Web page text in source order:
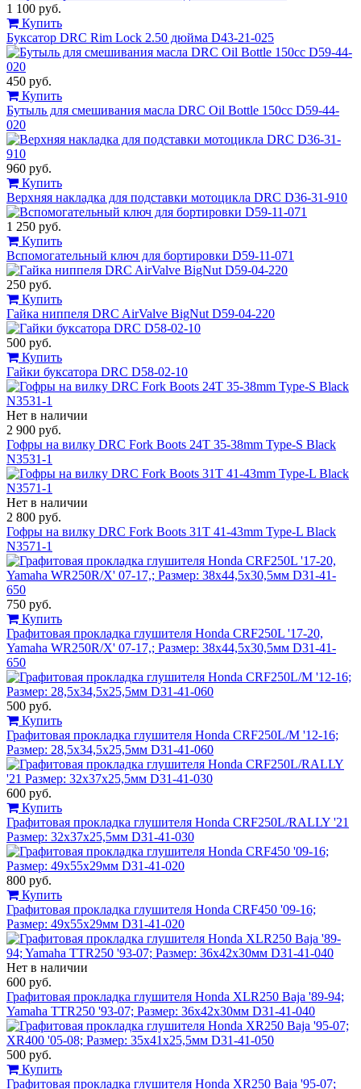
1 100 руб.
Купить
Буксатор DRC Rim Lock 2.50 дюйма D43-21-025
450 руб.
Купить
Бутыль для смешивания масла DRC Oil Bottle 150cc D59-44-
020
960 руб.
Купить
Верхняя накладка для подставки мотоцикла DRC D36-31-910
1 250 руб.
Купить
Вспомогательный ключ для бортировки D59-11-071
250 руб.
Купить
Гайка ниппеля DRC AirValve BigNut D59-04-220
500 руб.
Купить
Гайки буксатора DRC D58-02-10
Нет в наличии
2 900 руб.
Гофры на вилку DRC Fork Boots 24T 35-38mm Type-S Black
N3531-1
Нет в наличии
2 800 руб.
Гофры на вилку DRC Fork Boots 31T 41-43mm Type-L Black
N3571-1
750 руб.
Купить
Графитовая прокладка глушителя Honda CRF250L '17-20,
Yamaha WR250R/X' 07-17,; Размер: 38x44,5x30,5мм D31-41-
650
500 руб.
Купить
Графитовая прокладка глушителя Honda CRF250L/M '12-16;
Размер: 28,5x34,5x25,5мм D31-41-060
600 руб.
Купить
Графитовая прокладка глушителя Honda CRF250L/RALLY '21
Размер: 32x37x25,5мм D31-41-030
800 руб.
Купить
Графитовая прокладка глушителя Honda CRF450 '09-16;
Размер: 49x55x29мм D31-41-020
Нет в наличии
600 руб.
Графитовая прокладка глушителя Honda XLR250 Baja '89-94;
Yamaha TTR250 '93-07; Размер: 36x42x30мм D31-41-040
500 руб.
Купить
Графитовая прокладка глушителя Honda XR250 Baja '95-07;